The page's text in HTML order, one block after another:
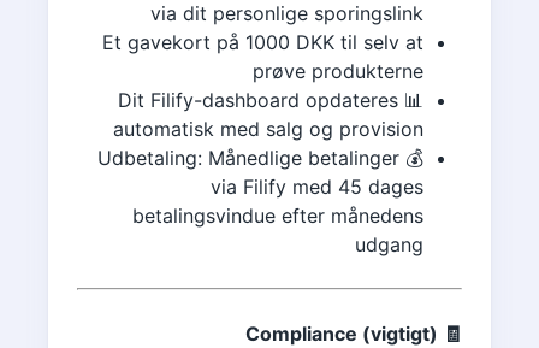
via dit personlige sporingslink
Et gavekort på 1000 DKK til selv at
prøve produkterne
📊 Dit Filify-dashboard opdateres
automatisk med salg og provision
💰 Udbetaling: Månedlige betalinger
via Filify med 45 dages
betalingsvindue efter månedens
udgang
🧾 Compliance (vigtigt)